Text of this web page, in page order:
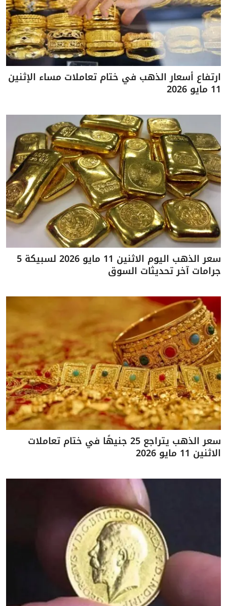
ارتفاع أسعار الذهب في ختام تعاملات مساء الإثنين
11 مايو 2026
سعر الذهب اليوم الاثنين 11 مايو 2026 لسبيكة 5
جرامات آخر تحديثات السوق
سعر الذهب يتراجع 25 جنيهًا في ختام تعاملات
الاثنين 11 مايو 2026